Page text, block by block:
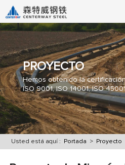
PROYECTO
Hemos obtenido la
ISO 9001, ISO 14001, ISO
Usted está aquí : Portada > Proyecto